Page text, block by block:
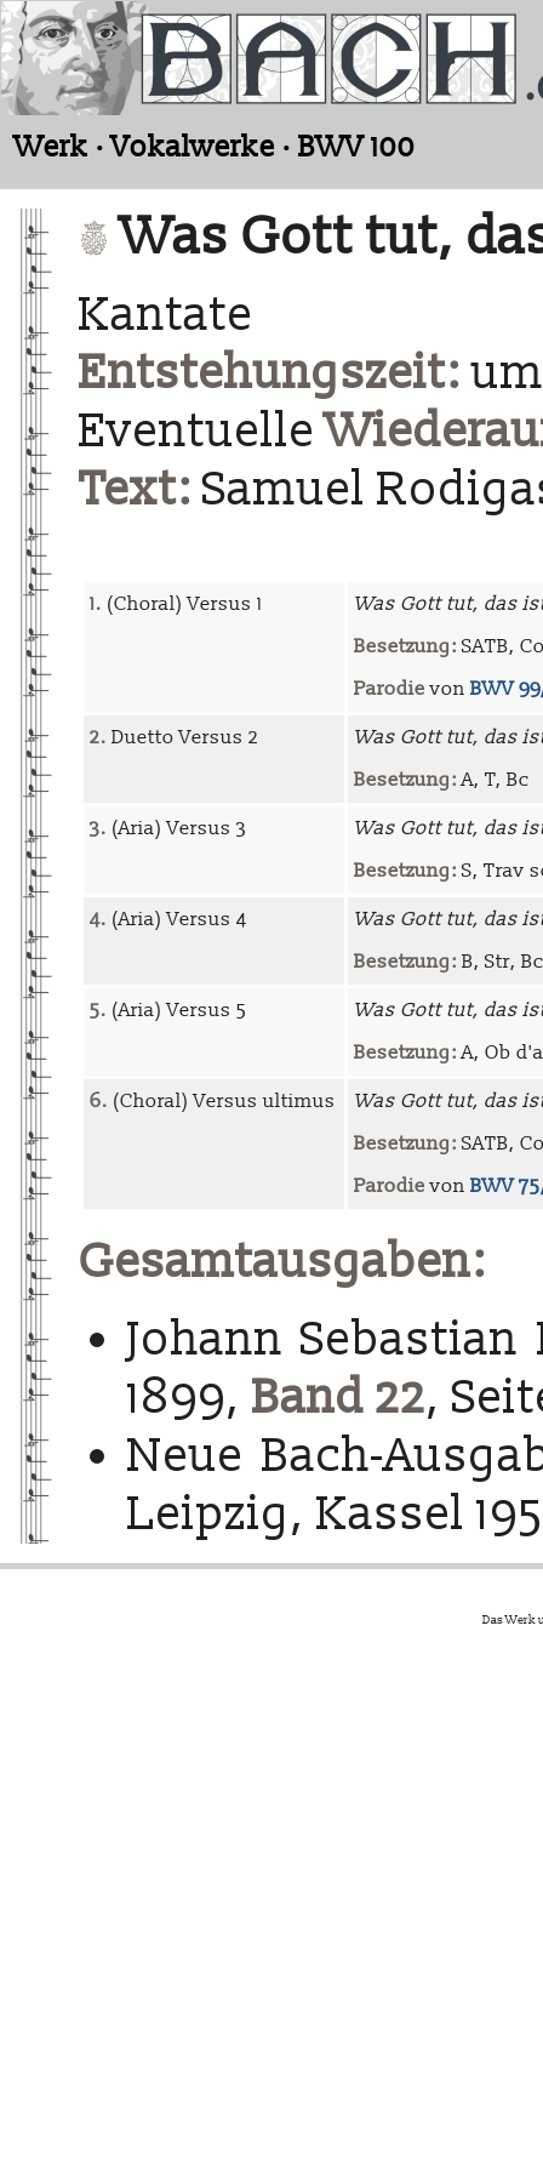
Werk · Vokalwerke · BWV 100
Was Gott tut,
Kantate
Entstehungszeit: um
Eventuelle
Text: Samuel
1. (Choral) Versus 1
Was Gott tut, das
Besetzung: SATB,
Parodie von BWV
2. Duetto Versus 2
Was Gott tut, das
Besetzung:A, T, Bc
3. (Aria) Versus 3
Was Gott tut, das
Besetzung: S, Trav
4. (Aria) Versus 4
Was Gott tut, das
Besetzung: B, Str, Bc
5. (Aria) Versus 5
Was Gott tut, das
Besetzung:A, Ob
6. (Choral) Versus ultimus
Was Gott tut, das
Besetzung: SATB,
Parodie von BWV
Gesamtausgaben:
Johann Sebastian
1899, Band 22,
Neue Bach-
Leipzig, Kassel
Das Werk